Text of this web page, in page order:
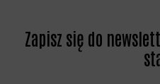
Zapisz się do